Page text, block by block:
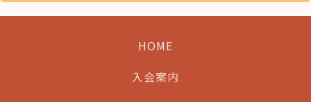
HOME
入会案内